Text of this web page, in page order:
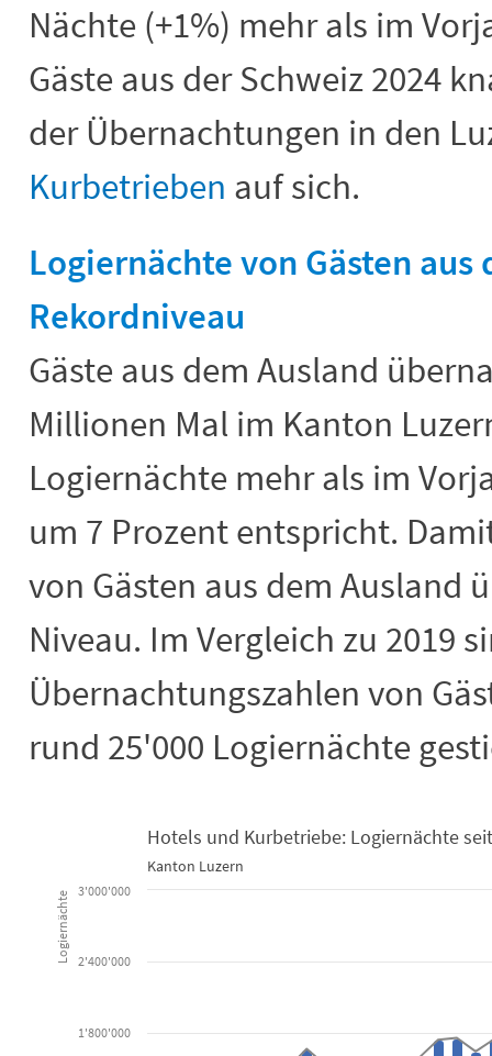
Nächte (+1%) mehr als im
Gäste aus der Schweiz 2024
der Übernachtungen in den
Kurbetrieben auf sich.
Logiernächte von Gästen
Rekordniveau
Gäste aus dem Ausland
Millionen Mal im Kanton
Logiernächte mehr als im
um 7 Prozent entspricht.
von Gästen aus dem Ausland
Niveau. Im Vergleich zu 2019
Übernachtungszahlen von
rund 25'000 Logiernächte
Hotels und Kurbetriebe:
Combination chart with 3 data series.
Kanton Luzern
View as data table, Hotels und Kurbetriebe: Logiernächte seit 1992
Logiernächte
Hotels und Kurbetriebe: Logiernächte
Kanton Luzern
1'800'000
2'400'000
3'000'000